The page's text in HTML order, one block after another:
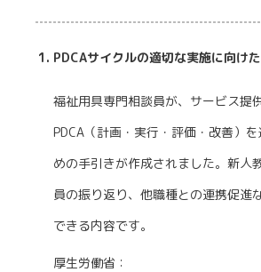
PDCAサイクルの適切な実施に向け
福祉用具専門相談員が、サービス提
PDCA（計画・実行・評価・改善）
めの手引きが作成されました。新人
員の振り返り、他職種との連携促進
できる内容です。
厚生労働省：